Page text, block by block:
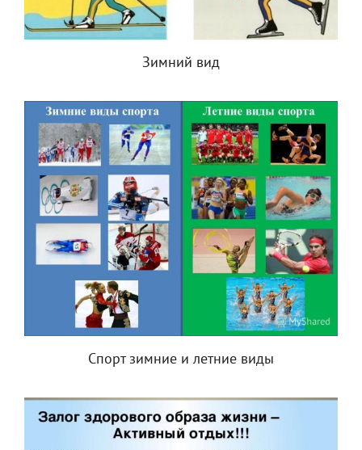
Зимний вид
Спорт зимние и летние виды